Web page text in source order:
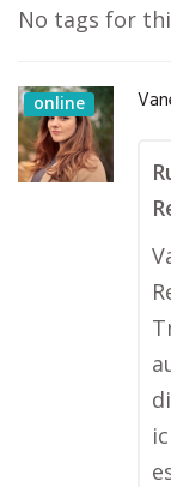
No tags for
online